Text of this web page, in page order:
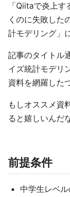
「Qiitaで炎上
くのに失敗した
計モデリング」
記事のタイトル
イズ統計モデリ
資料を網羅した
もしオススメ資
ると嬉しいんだ
前提条件
中学生レベ